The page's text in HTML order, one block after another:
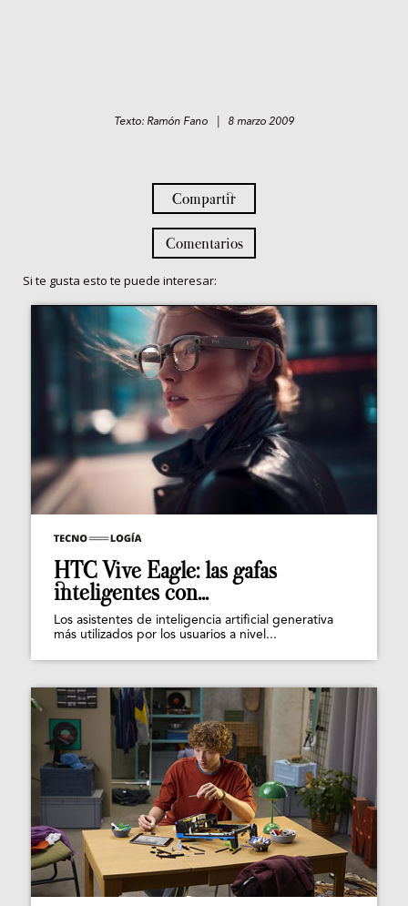
Texto: Ramón Fano | 8 marzo 2009
Compartir
Comentarios
Si te gusta esto te puede interesar:
HTC Vive Eagle: las gafas
inteligentes con...
Los asistentes de inteligencia artificial generativa
más utilizados por los usuarios a nivel...